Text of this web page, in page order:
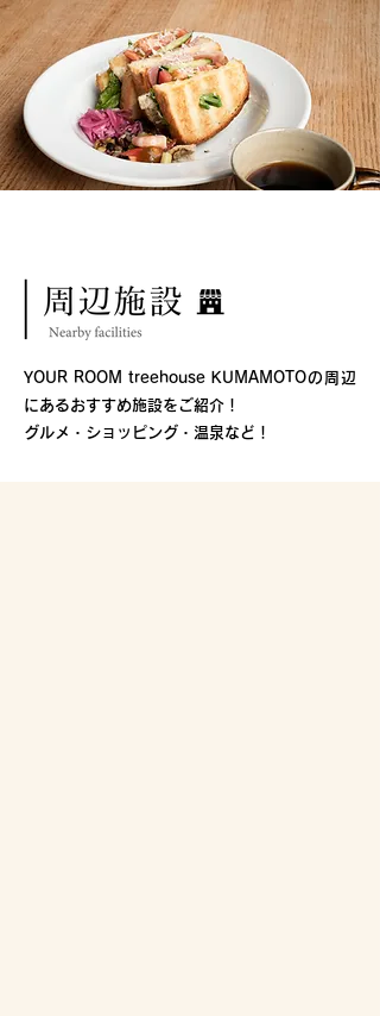
YOUR ROOM treehouse KUMAMOTOの周辺
にあるおすすめ施設をご紹介！
​グルメ・ショッピング・温泉など！